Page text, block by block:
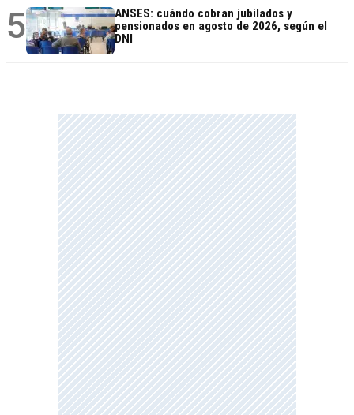
5
ANSES: cuándo cobran jubilados y
pensionados en agosto de 2026, según el
DNI